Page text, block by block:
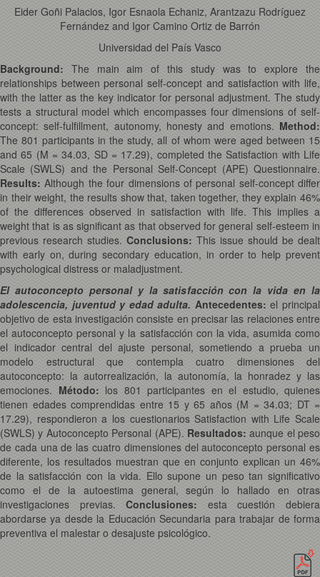
Eider Goñi Palacios, Igor Esnaola Echaniz, Arantzazu Rodríguez
Fernández and Igor Camino Ortiz de Barrón
Universidad del País Vasco
Background: The main aim of this study was to explore the
relationships between personal self-concept and satisfaction with life,
with the latter as the key indicator for personal adjustment. The study
tests a structural model which encompasses four dimensions of self-
concept: self-fulfillment, autonomy, honesty and emotions. Method:
The 801 participants in the study, all of whom were aged between 15
and 65 (M = 34.03, SD = 17.29), completed the Satisfaction with Life
Scale (SWLS) and the Personal Self-Concept (APE) Questionnaire.
Results: Although the four dimensions of personal self-concept differ
in their weight, the results show that, taken together, they explain 46%
of the differences observed in satisfaction with life. This implies a
weight that is as significant as that observed for general self-esteem in
previous research studies. Conclusions: This issue should be dealt
with early on, during secondary education, in order to help prevent
psychological distress or maladjustment.
El autoconcepto personal y la satisfacción con la vida en la
adolescencia, juventud y edad adulta. Antecedentes: el principal
objetivo de esta investigación consiste en precisar las relaciones entre
el autoconcepto personal y la satisfacción con la vida, asumida como
el indicador central del ajuste personal, sometiendo a prueba un
modelo estructural que contempla cuatro dimensiones del
autoconcepto: la autorrealización, la autonomía, la honradez y las
emociones. Método: los 801 participantes en el estudio, quienes
tienen edades comprendidas entre 15 y 65 años (M = 34.03; DT =
17.29), respondieron a los cuestionarios Satisfaction with Life Scale
(SWLS) y Autoconcepto Personal (APE). Resultados: aunque el peso
de cada una de las cuatro dimensiones del autoconcepto personal es
diferente, los resultados muestran que en conjunto explican un 46%
de la satisfacción con la vida. Ello supone un peso tan significativo
como el de la autoestima general, según lo hallado en otras
investigaciones previas.Conclusiones: esta cuestión debiera
abordarse ya desde la Educación Secundaria para trabajar de forma
preventiva el malestar o desajuste psicológico.